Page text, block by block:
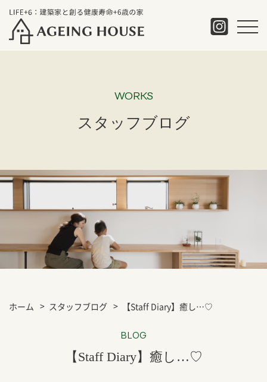
WORKS
スタッフブログ
ホーム スタッフブログ 【Staff Diary】癒し…♡
BLOG
【Staff Diary】癒し…♡